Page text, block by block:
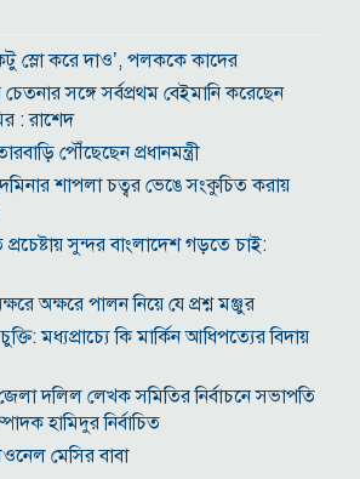
স্লো করে দাও’, পলককে কাদের
সঙ্গে সর্বপ্রথম বেইমানি করেছেন
: রাশেদ
পৌঁছেছেন প্রধানমন্ত্রী
শাপলা চত্বর ভেঙে সংকুচিত করায়
প্রচেষ্টায় সুন্দর বাংলাদেশ গড়তে চাই:
অক্ষরে পালন নিয়ে যে প্রশ্ন মঞ্জুর
চুক্তি: মধ্যপ্রাচ্যে কি মার্কিন আধিপত্যের বিদায়
দলিল লেখক সমিতির নির্বাচনে সভাপতি
হামিদুর নির্বাচিত
মেসির বাবা